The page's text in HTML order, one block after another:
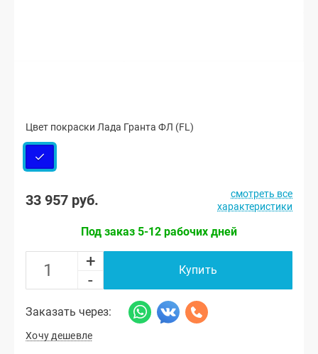
Цвет покраски Лада Гранта ФЛ (FL)
33 957 руб.
смотреть все
характеристики
Под заказ 5-12 рабочих дней
+
-
Купить
Заказать через:
Хочу дешевле